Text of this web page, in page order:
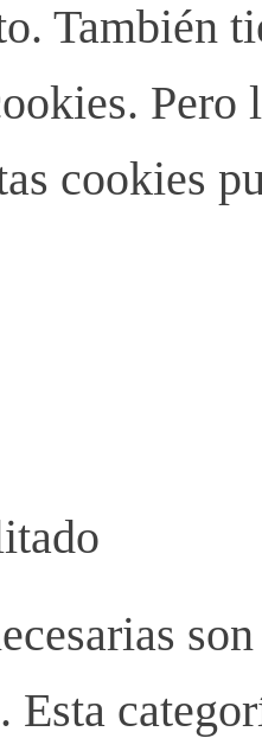
También
cookies
Esta